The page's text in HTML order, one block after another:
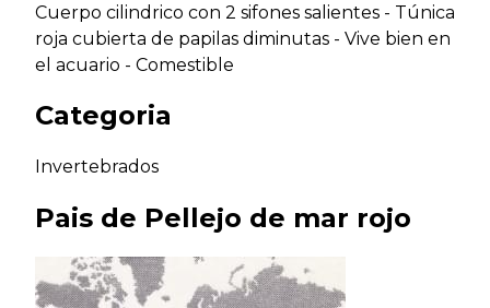
Cuerpo cilindrico con 2 sifones salientes - Túnica
roja cubierta de papilas diminutas - Vive bien en
el acuario - Comestible
Categoria
Invertebrados
Pais de Pellejo de mar rojo